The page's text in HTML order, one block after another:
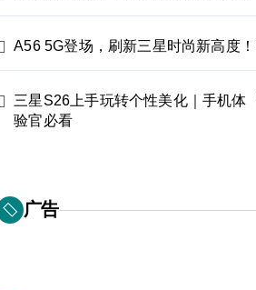
A56 5G登场，刷新三星时尚新高度！
三星S26上手玩转个性美化｜手机体
验官必看
广告